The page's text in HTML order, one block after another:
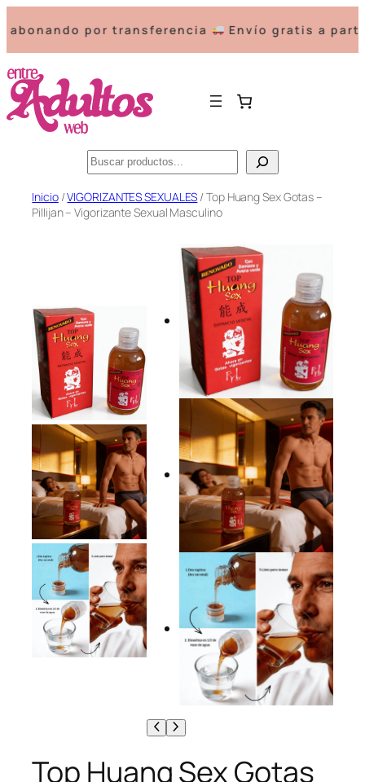
por transferencia Envío gratis a partir de
Buscar
SaltarInicio/VIGORIZANTES SEXUALES / Top Huang Sex Gotas –
Pillijan – Vigorizante Sexual Masculino
Top Huang Sex Gotas